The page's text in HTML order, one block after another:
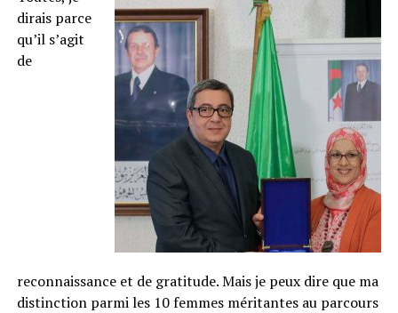
dirais parce
qu’il s’agit
de
reconnaissance et de gratitude. Mais je peux dire que ma
distinction parmi les 10 femmes méritantes au parcours